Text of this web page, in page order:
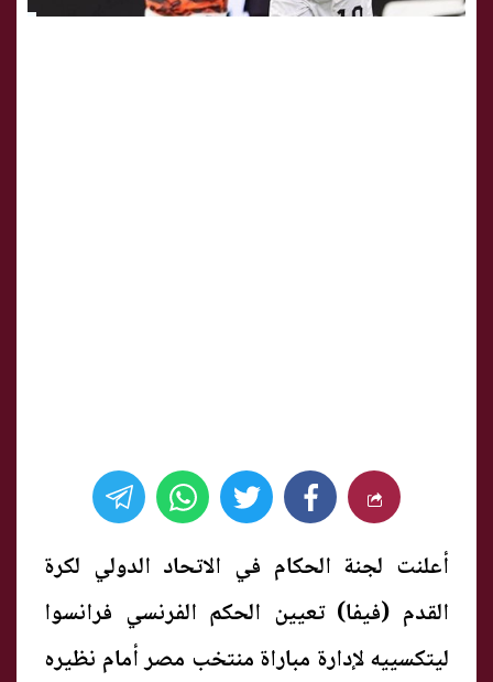
أعلنت لجنة الحكام في الاتحاد الدولي لكرة
القدم (فيفا) تعيين الحكم الفرنسي فرانسوا
ليتكسييه لإدارة مباراة منتخب مصر أمام نظيره